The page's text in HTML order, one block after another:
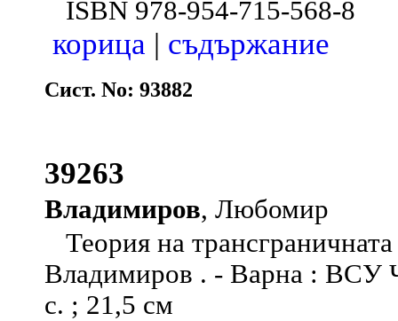
ISBN 978-954-715-568-8
корица | съдържание
Сист. No: 93882
39263
Владимиров, Любомир
Теория на
Владимиров . - Варна : ВСУ
с. ; 21,5 см